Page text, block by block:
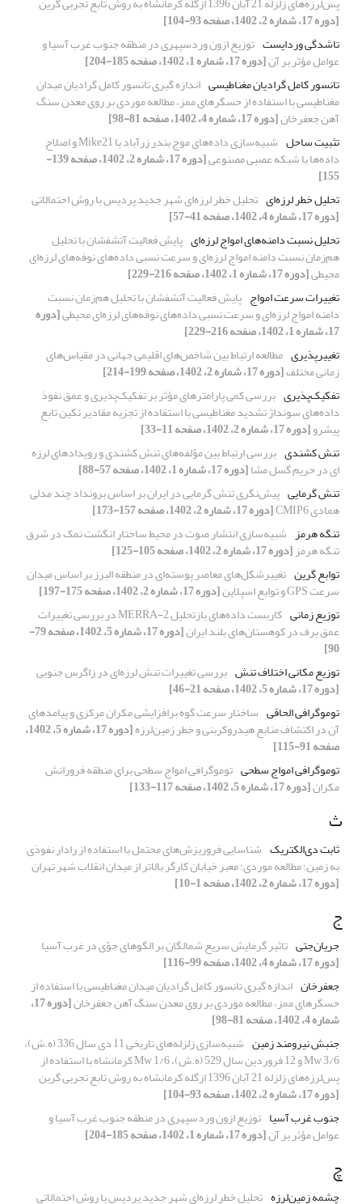
[دوره 17، شماره 2، 1402، صفحه 93-104]
تاشدگی وردایست توزیع ازون وردسپهری در منطقه جنوب غرب آسیا و
عوامل مؤثر بر آن[دوره 17، شماره 1، 1402، صفحه 185-204]
تانسور کامل گرادیان مغناطیسی اندازه گیری تانسور کامل گرادیان میدان
مغناطیسی با استفاده از حسگرهای ممز، مطالعه موردی بر روی معدن سنگ
آهن جعفرخان[دوره 17، شماره 4، 1402، صفحه 81-98]
تثبیت ساحل
شبیه‌سازی‌ داده‌های موج بندر زرآباد با Mike21 و اصلاح
داده‌ها با شبکه عصبی مصنوعی [دوره 17، شماره 2، 1402، صفحه 139-
155]
تحلیل خطر لرزه‌ای تحلیل خطر لرزه‌ای شهر جدید پردیس با روش احتمالاتی
[دوره 17، شماره 4، 1402، صفحه 41-57]
تحلیل نسبت دامنه‌های امواج لرزه‌ای پایش فعالیت آتشفشان با تحلیل
هم‌زمان نسبت دامنه امواج لرزه‌ای و سرعت نسبی داده‌های نوفه‌های لرزه‌ای
محیطی[دوره 17، شماره 1، 1402، صفحه 216-229]
تغییرات سرعت امواج پایش فعالیت آتشفشان با تحلیل هم‌زمان نسبت
دامنه امواج لرزه‌ای و سرعت نسبی داده‌های نوفه‌های لرزه‌ای محیطی[دوره
17، شماره 1، 1402، صفحه 216-229]
تغییرپذیری مطالعه ارتباط بین شاخص‌های اقلیمی جهانی در مقیاس‌های
زمانی مختلف[دوره 17، شماره 2، 1402، صفحه 199-214]
تفکیک‌پذیری بررسی کمی پارامترهای مؤثر بر تفکیک‌پذیری و عمق نفوذ
داده‌های سونداژ تشدید مغناطیسی با استفاده از تجزیه مقادیر تکین تابع
پیشرو[دوره 17، شماره 2، 1402، صفحه 11-33]
تنش کشندی بررسی ارتباط بین مؤلفه‌های تنش کشندی و رویدادهای لرزه‌
ای در حریم گسل مشا[دوره 17، شماره 1، 1402، صفحه 57-88]
تنش گرمایی پیش‌نگری تنش گرمایی در ایران بر اساس برونداد چند مدلی
همادی CMIP6
[دوره 17، شماره 2، 1402، صفحه 157-173]
تنگه هرمز شبیه‌سازی انتشار صوت در محیط ساختار انگشت نمک در شرق
تنگه هرمز[دوره 17، شماره 2، 1402، صفحه 105-125]
توابع گرین تغییرشکل‌های معاصر پوسته‌ای در منطقه البرز بر اساس میدان
سرعت GPS و توابع اسپلاین
[دوره 17، شماره 2، 1402، صفحه 175-197]
توزیع زمانی
کاربست داده‌های بازتحلیل MERRA-2 در بررسی تغییرات
عمق برف در کوهستان‌های بلند ایران [دوره 17، شماره 5، 1402، صفحه 79-
90]
توزیع مکانی اختلاف تنش بررسی تغییرات تنش لرزه‌ای در زاگرس جنوبی
[دوره 17، شماره 5، 1402، صفحه 21-46]
توموگرافی الحاقی ساختار سرعت گوه برافزایشی مکران مرکزی و پیامدهای
آن در اکتشاف منابع هیدروکربنی و خطر زمین‌لرزه [دوره 17، شماره 5، 1402،
صفحه 91-115]
توموگرافی امواج سطحی توموگرافی امواج سطحی برای منطقه فرورانش
مکران[دوره 17، شماره 5، 1402، صفحه 117-133]
ث
ثابت دی‌الکتریک شناسایی فروریزش‌های محتمل با استفاده از رادار نفوذی
به زمین؛ مطالعه موردی: معبر خیابان کارگر بالاتر از میدان انقلاب شهر تهران
[دوره 17، شماره 2، 1402، صفحه 1-10]
ج
جریان‌جتی تاثیر گرمایش سریع شمالگان بر الگوهای جوّی در غرب آسیا
[دوره 17، شماره 4، 1402، صفحه 99-116]
جعفرخان اندازه گیری تانسور کامل گرادیان میدان مغناطیسی با استفاده از
حسگرهای ممز، مطالعه موردی بر روی معدن سنگ آهن جعفرخان [دوره 17،
شماره 4، 1402، صفحه 81-98]
جنبش نیرومند زمین
شبیه‌سازی زلزله‌های تاریخی 11 دی سال 336 (ه.ش)،
3/6 Mw و 12 فروردین سال 529 (ه.ش)، 1/6 Mw کرمانشاه با استفاده از
پس‌لرزه‌های زلزله 21 آبان 1396 ازگله کرمانشاه به روش تابع تجربی گرین
[دوره 17، شماره 2، 1402، صفحه 93-104]
جنوب غرب آسیا توزیع ازون وردسپهری در منطقه جنوب غرب آسیا و
عوامل مؤثر بر آن[دوره 17، شماره 1، 1402، صفحه 185-204]
چ
چشمه زمین‌لرزه تحلیل خطر لرزه‌ای شهر جدید پردیس با روش احتمالاتی